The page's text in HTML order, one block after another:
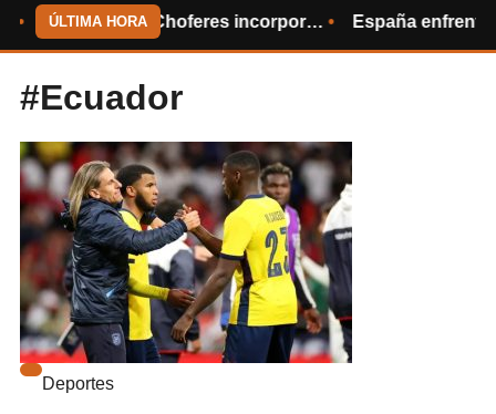
ÚLTIMA HORA
Sindicato de Choferes incorpora a 49 nuevos conductores profesionales España enfrenta una crisis
#Ecuador
Deportes